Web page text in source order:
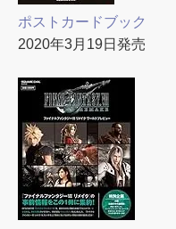
ポストカードブック
2020年3月19日発売